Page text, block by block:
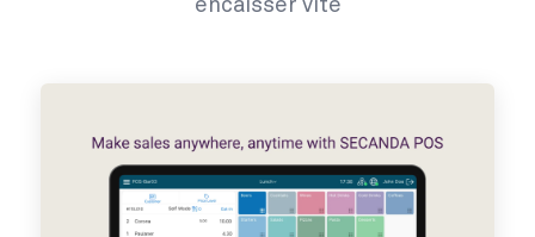
encaisser vite